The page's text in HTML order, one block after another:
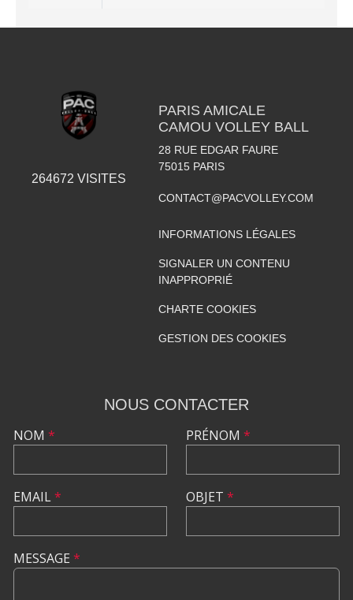
264672 VISITES
PARIS AMICALE
CAMOU VOLLEY BALL
28 RUE EDGAR FAURE
75015 PARIS
CONTACT@PACVOLLEY.COM
INFORMATIONS LÉGALES
SIGNALER UN CONTENU
INAPPROPRIÉ
CHARTE COOKIES
GESTION DES COOKIES
NOUS CONTACTER
NOM *
EMAIL*
PRÉNOM *
OBJET *
MESSAGE *